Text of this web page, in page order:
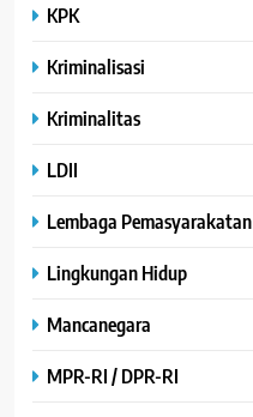
KPK
Kriminalisasi
Kriminalitas
LDII
Lembaga Pemasyarakatan
Lingkungan Hidup
Mancanegara
MPR-RI / DPR-RI